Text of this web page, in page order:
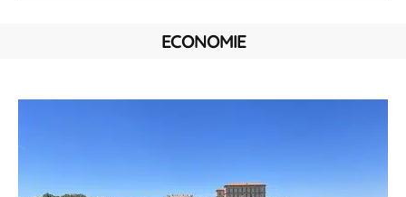
ECONOMIE